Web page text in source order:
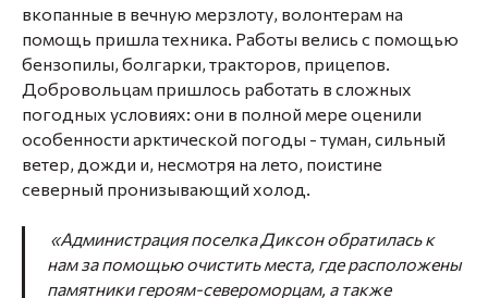
вкопанные в вечную мерзлоту, волонтерам на
помощь пришла техника. Работы велись с помощью
бензопилы, болгарки, тракторов, прицепов.
Добровольцам пришлось работать в сложных
погодных условиях: они в полной мере оценили
особенности арктической погоды - туман, сильный
ветер, дожди и, несмотря на лето, поистине
северный пронизывающий холод.
«Администрация поселка Диксон обратилась к
нам за помощью очистить места, где расположены
памятники героям-североморцам, а также